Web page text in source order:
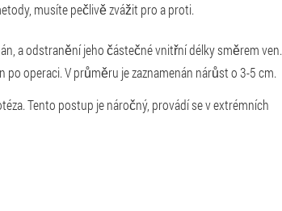
musíte pečlivě zvážit pro a proti.
a odstranění jeho částečné vnitřní délky směrem ven.
operaci. V průměru je zaznamenán nárůst o 3-5 cm.
Tento postup je náročný, provádí se v extrémních